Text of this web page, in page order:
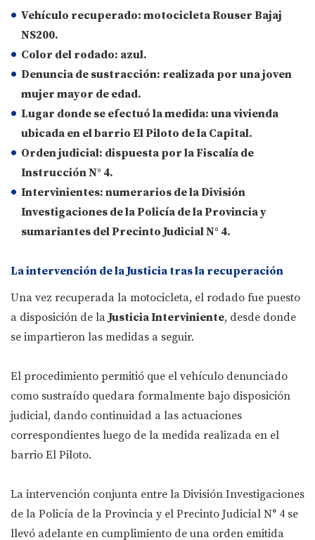
Vehículo recuperado: motocicleta Rouser Bajaj
NS200.
Color del rodado: azul.
Denuncia de sustracción: realizada por una joven
mujer mayor de edad.
Lugar donde se efectuó la medida: una vivienda
ubicada en el barrio El Piloto de la Capital.
Orden judicial: dispuesta por la Fiscalía de
Instrucción N° 4.
Intervinientes: numerarios de la División
Investigaciones de la Policía de la Provincia y
sumariantes del Precinto Judicial N° 4.
La intervención de la Justicia tras la recuperación
Una vez recuperada la motocicleta, el rodado fue puesto
a disposición de laJusticia Interviniente, desde donde
se impartieron las medidas a seguir.
El procedimiento permitió que el vehículo denunciado
como sustraído quedara formalmente bajo disposición
judicial, dando continuidad a las actuaciones
correspondientes luego de la medida realizada en el
barrio El Piloto.
La intervención conjunta entre la División Investigaciones
de la Policía de la Provincia y el Precinto Judicial N° 4 se
llevó adelante en cumplimiento de una orden emitida